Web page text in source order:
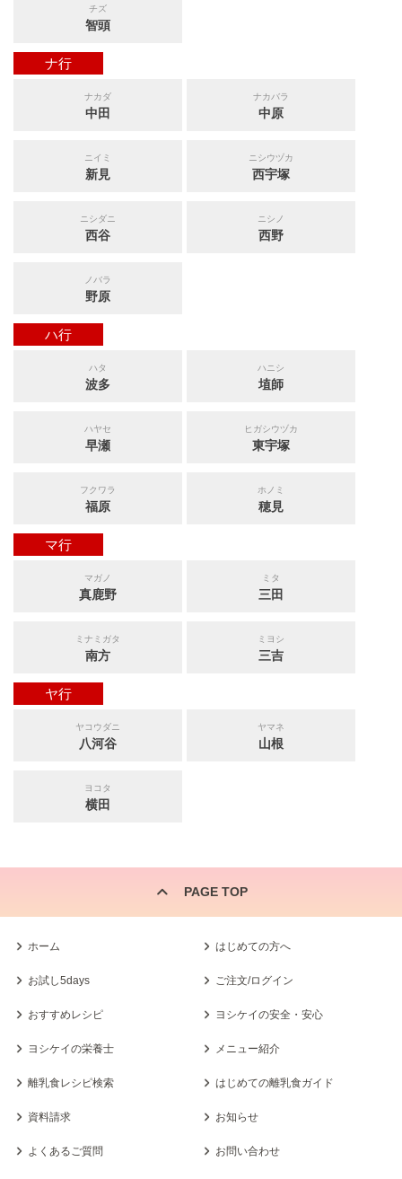
チズ
智頭
ナ行
ナカダ
中田
ナカバラ
中原
ニイミ
新見
ニシウヅカ
西宇塚
ニシダニ
西谷
ニシノ
西野
ノバラ
野原
ハ行
ハタ
波多
ハニシ
埴師
ハヤセ
早瀬
ヒガシウヅカ
東宇塚
フクワラ
福原
ホノミ
穂見
マ行
マガノ
真鹿野
ミタ
三田
ミナミガタ
南方
ミヨシ
三吉
ヤ行
ヤコウダニ
八河谷
ヤマネ
山根
ヨコタ
横田
PAGE TOP
ホーム はじめての方へ
お試し5days ご注文/ログイン
おすすめレシピ ヨシケイの安全・安心
ヨシケイの栄養士 メニュー紹介
離乳食レシピ検索 はじめての離乳食ガイド
資料請求 お知らせ
よくあるご質問 お問い合わせ